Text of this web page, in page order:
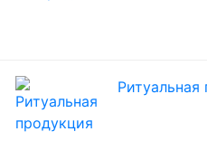
Ритуальная